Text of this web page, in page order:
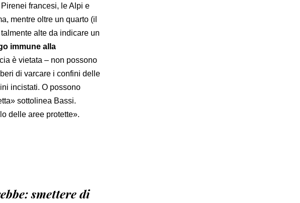
francesi, le Alpi e
mentre oltre un quarto (il
alte da indicare un
immune alla
è vietata – non possono
di varcare i confini delle
incistati. O possono
sottolinea Bassi.
delle aree protette».
smettere di